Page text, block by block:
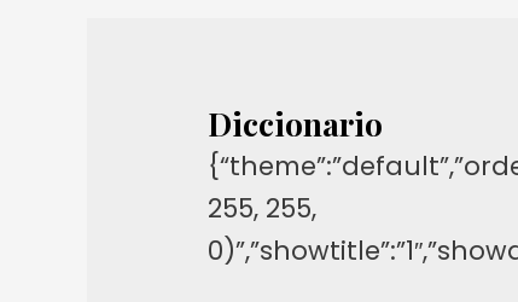
Diccionario
255, 255,